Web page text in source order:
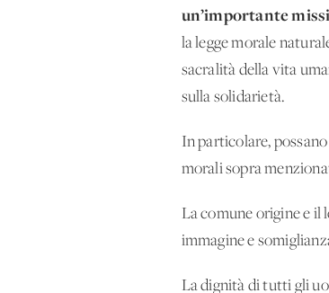
un’importante
la legge morale
sacralità della vita
sulla solidarietà.
In particolare,
morali sopra
La comune origine e il
immagine e
La dignità di tutti gli